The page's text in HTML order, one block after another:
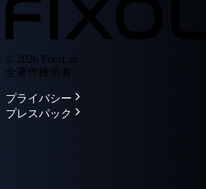
© 2026 FixoLab.
全著作権所有。
プライバシー
プレスパック